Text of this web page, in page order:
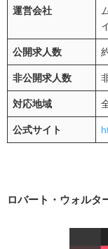
運営会社
公開求人数
非公開求人数
対応地域
公式サイト
ロバート・ウォルタ